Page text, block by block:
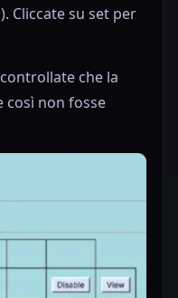
Cliccate su set per
che la
così non fosse